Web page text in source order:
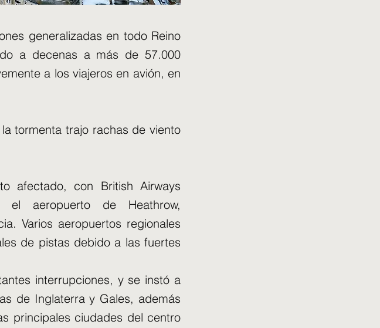
generalizadas en todo Reino
a decenas a más de 57.000
a los viajeros en avión, en
tormenta trajo rachas de viento
afectado, con British Airways
aeropuerto de Heathrow,
Varios aeropuertos regionales
de pistas debido a las fuertes
interrupciones, y se instó a
de Inglaterra y Gales, además
principales ciudades del centro